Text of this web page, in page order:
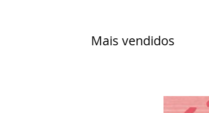
Mais vendidos